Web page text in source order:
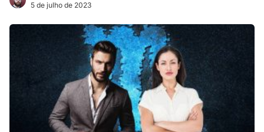
5 de julho de 2023